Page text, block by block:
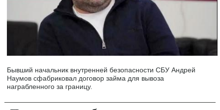
Бывший начальник внутренней безопасности СБУ Андрей
Наумов сфабриковал договор займа для вывоза
награбленного за границу.